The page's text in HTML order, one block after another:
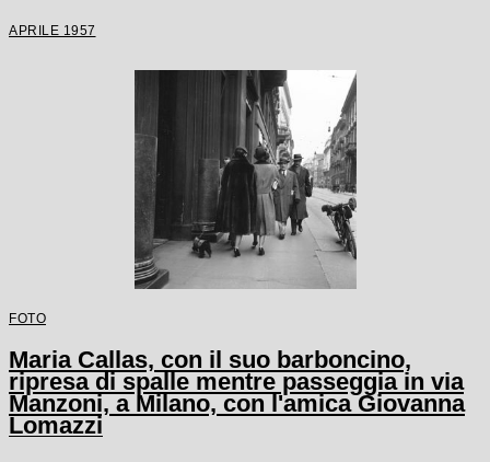
APRILE 1957
FOTO
Maria Callas, con il suo barboncino,
ripresa di spalle mentre passeggia in via
Manzoni, a Milano, con l'amica Giovanna
Lomazzi